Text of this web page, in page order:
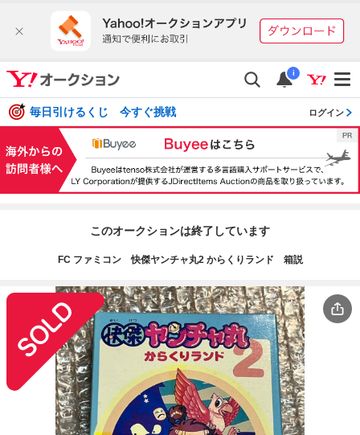
i
毎日引けるくじ 今すぐ挑戦 ログイン
このオークションは終了しています
FC ファミコン 快傑ヤンチャ丸2 からくりランド 箱説